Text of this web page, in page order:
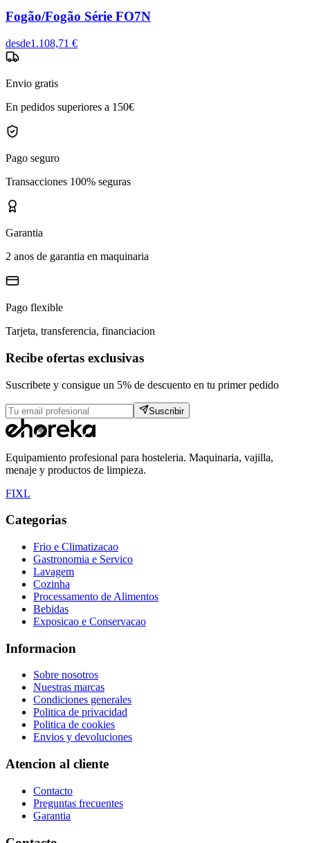
Fogão/Fogão Série FO7N
desde1.108,71 €
Envio gratis
En pedidos superiores a 150€
Pago seguro
Transacciones 100% seguras
Garantia
2 anos de garantia en maquinaria
Pago flexible
Tarjeta, transferencia, financiacion
Recibe ofertas exclusivas
Suscribete y consigue un 5% de descuento en tu primer pedido
Suscribir
Equipamiento profesional para hosteleria. Maquinaria, vajilla,
menaje y productos de limpieza.
FIXL
Categorias
Frio e Climatizacao
Gastronomia e Servico
Lavagem
Cozinha
Processamento de Alimentos
Bebidas
Exposicao e Conservacao
Informacion
Sobre nosotros
Nuestras marcas
Condiciones generales
Politica de privacidad
Politica de cookies
Envios y devoluciones
Atencion al cliente
Contacto
Preguntas frecuentes
Garantia